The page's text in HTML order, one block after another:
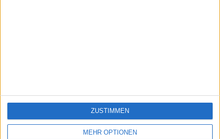
MEHR OPTIONEN
ZUSTIMMEN